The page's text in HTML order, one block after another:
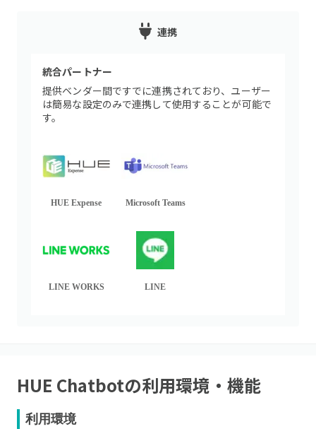
連携
統合パートナー
提供ベンダー間ですでに連携されており、ユーザー
は簡易な設定のみで連携して使用することが可能で
す。
HUE Expense Microsoft Teams
LINE WORKS LINE
HUE Chatbotの利用環境・機能
利用環境